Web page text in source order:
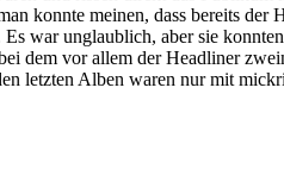
konnte meinen, dass bereits der
war unglaublich, aber sie
dem vor allem der Headliner
letzten Alben waren nur mit